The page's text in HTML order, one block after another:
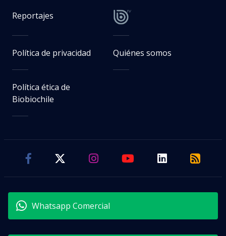
Reportajes
Política de privacidad Quiénes somos
Política ética de
Biobiochile
Whatsapp Comercial